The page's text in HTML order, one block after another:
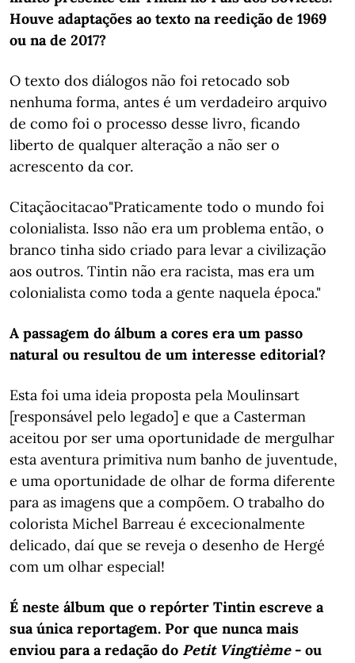
Houve adaptações ao texto na reedição de 1969
ou na de 2017?
O texto dos diálogos não foi retocado sob
nenhuma forma, antes é um verdadeiro arquivo
de como foi o processo desse livro, ficando
liberto de qualquer alteração a não ser o
acrescento da cor.
Citaçãocitacao"Praticamente todo o mundo foi
colonialista. Isso não era um problema então, o
branco tinha sido criado para levar a civilização
aos outros. Tintin não era racista, mas era um
colonialista como toda a gente naquela época."
A passagem do álbum a cores era um passo
natural ou resultou de um interesse editorial?
Esta foi uma ideia proposta pela Moulinsart
[responsável pelo legado] e que a Casterman
aceitou por ser uma oportunidade de mergulhar
esta aventura primitiva num banho de juventude,
e uma oportunidade de olhar de forma diferente
para as imagens que a compõem. O trabalho do
colorista Michel Barreau é excecionalmente
delicado, daí que se reveja o desenho de Hergé
com um olhar especial!
É neste álbum que o repórter Tintin escreve a
sua única reportagem. Por que nunca mais
enviou para a redação do Petit Vingtième- ou